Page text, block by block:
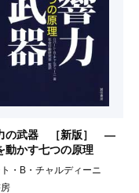
の武器 ［新版］ ―
かす七つの原理
・B・チャルディーニ